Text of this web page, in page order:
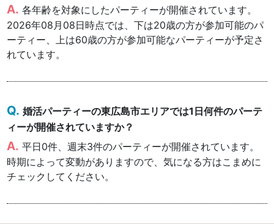
各年齢を対象にしたパーティーが開催されています。
2026年08月08日時点では、下は20歳の方が参加可能のパ
ーティー、上は60歳の方が参加可能なパーティーが予定さ
れています。
婚活パーティーの東広島市エリアでは1日何件のパーテ
ィーが開催されていますか？
平日0件、週末3件のパーティーが開催されています。
時期によって変動がありますので、気になる方はこまめに
チェックしてください。